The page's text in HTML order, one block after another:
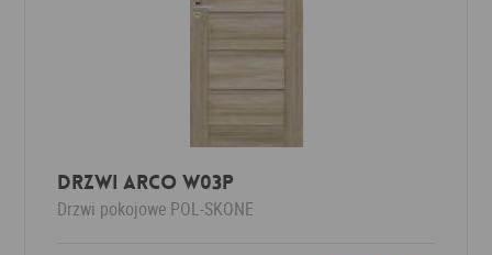
Drzwi Arco W03P
Drzwi pokojowe POL-SKONE